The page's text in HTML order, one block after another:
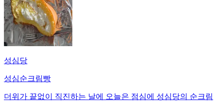
성심당
성심순크림빵
더위가 끝없이 직진하는 날에 오늘은 점심에 성심당의 순크림